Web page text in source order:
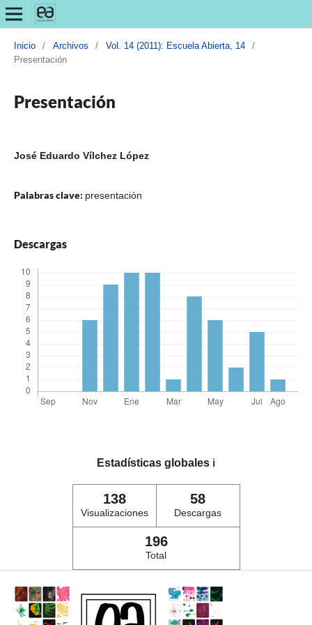
Inicio / Archivos / Vol. 14 (2011): Escuela Abierta, 14
/
Presentación
Presentación
José Eduardo Vílchez López
Palabras clave: presentación
Descargas
Estadísticas globales ℹ️
138
Visualizaciones
58
Descargas
196
Total